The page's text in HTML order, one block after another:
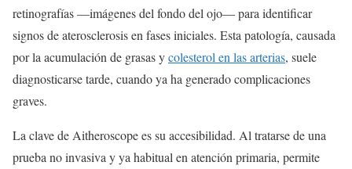
retinografías —imágenes del fondo del ojo— para identificar
signos de aterosclerosis en fases iniciales. Esta patología, causada
por la acumulación de grasas ycolesterol en las arterias, suele
diagnosticarse tarde, cuando ya ha generado complicaciones
graves.
La clave de Aitheroscope es su accesibilidad. Al tratarse de una
prueba no invasiva y ya habitual en atención primaria, permite